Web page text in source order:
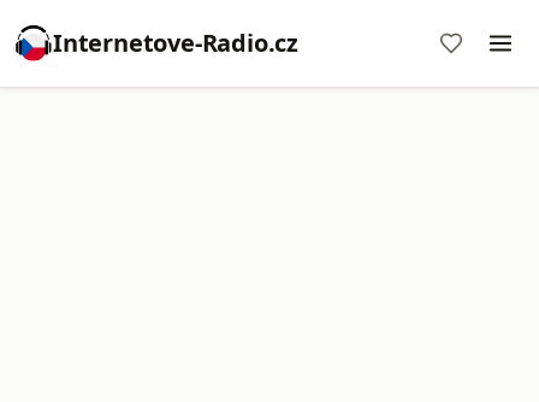
Internetove-Radio.cz